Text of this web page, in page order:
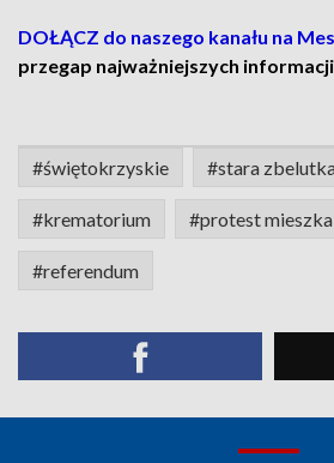
DOŁĄCZ do naszego kanału na
przegap najważniejszych
#świętokrzyskie #stara
#krematorium #protest
#referendum